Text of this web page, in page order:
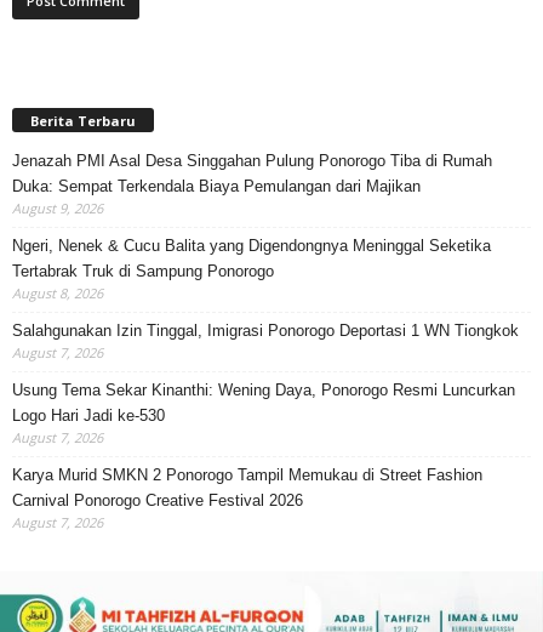
Berita Terbaru
Jenazah PMI Asal Desa Singgahan Pulung Ponorogo Tiba di Rumah
Duka: Sempat Terkendala Biaya Pemulangan dari Majikan
August 9, 2026
Ngeri, Nenek & Cucu Balita yang Digendongnya Meninggal Seketika
Tertabrak Truk di Sampung Ponorogo
August 8, 2026
Salahgunakan Izin Tinggal, Imigrasi Ponorogo Deportasi 1 WN Tiongkok
August 7, 2026
Usung Tema Sekar Kinanthi: Wening Daya, Ponorogo Resmi Luncurkan
Logo Hari Jadi ke-530
August 7, 2026
Karya Murid SMKN 2 Ponorogo Tampil Memukau di Street Fashion
Carnival Ponorogo Creative Festival 2026
August 7, 2026